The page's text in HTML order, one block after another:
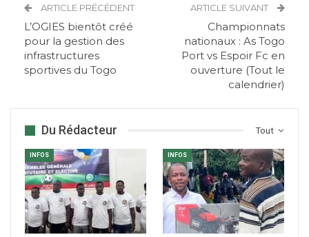
ARTICLE PRÉCÉDENT
L’OGIES bientôt créé
pour la gestion des
infrastructures
sportives du Togo
ARTICLE SUIVANT
Championnats
nationaux : As Togo
Port vs Espoir Fc en
ouverture (Tout le
calendrier)
Tout
Du Rédacteur
INFOS INFOS